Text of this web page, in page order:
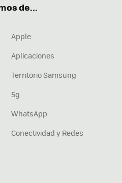
de...
Apple
Aplicaciones
Territorio Samsung
5g
WhatsApp
Conectividad y Redes